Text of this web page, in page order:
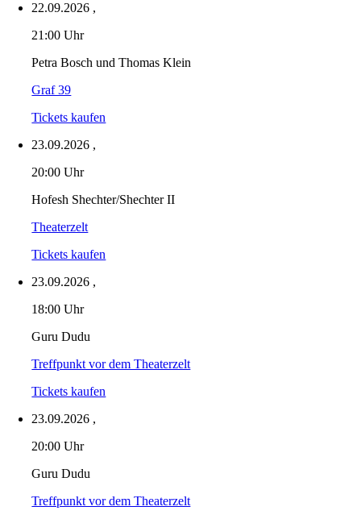
22.09.2026 ,
21:00 Uhr
Petra Bosch und Thomas Klein
Graf 39
Tickets kaufen
23.09.2026 ,
20:00 Uhr
Hofesh Shechter/Shechter II
Theaterzelt
Tickets kaufen
23.09.2026 ,
18:00 Uhr
Guru Dudu
Treffpunkt vor dem Theaterzelt
Tickets kaufen
23.09.2026 ,
20:00 Uhr
Guru Dudu
Treffpunkt vor dem Theaterzelt